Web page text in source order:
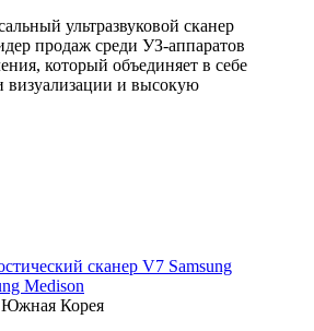
ультразвуковой сканер
продаж среди УЗ-аппаратов
который объединяет в себе
визуализации и высокую
сканер V7 Samsung
Medison
Южная Корея